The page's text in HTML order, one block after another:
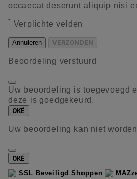
occaecat deserunt aliquip nisi
* Verplichte velden
Annuleren VERZONDEN
Beoordeling verstuurd
Uw beoordeling is toegevoegd
deze is goedgekeurd.
OKÉ
Uw beoordeling kan niet
OKÉ
SSL Beveiligd Shoppen